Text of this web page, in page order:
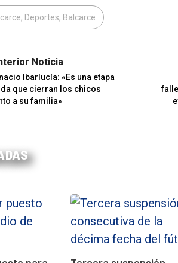
Deportes, Balcarce
Noticia
Ibarlucía: «Es una etapa
que cierran los chicos
a su familia»